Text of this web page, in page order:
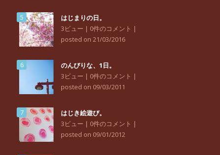
はじまりの日。
3ビュー | 0件のコメント |
posted on 21/03/2016
のんびりな、1日。
3ビュー | 0件のコメント |
posted on 09/03/2011
はじき絵遊び。
3ビュー | 0件のコメント |
posted on 09/01/2012